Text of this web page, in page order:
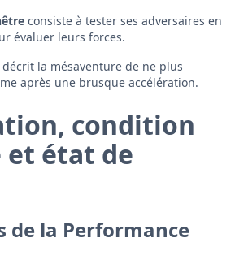
consiste à tester ses adversaires en
évaluer leurs forces.
décrit la mésaventure de ne plus
après une brusque accélération.
condition
et état de
de la Performance